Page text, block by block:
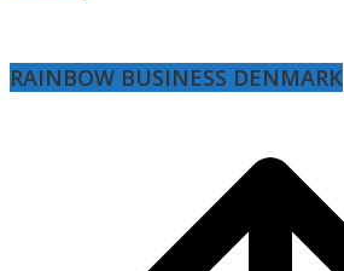
RAINBOW BUSINESS DENMARK